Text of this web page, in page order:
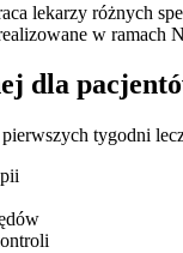
lekarzy różnych
w
dla
tygodni